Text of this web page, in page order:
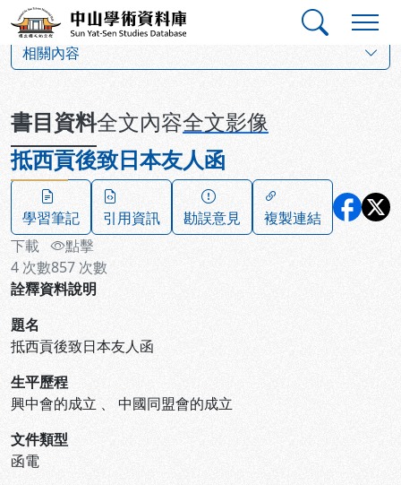
跳到主要內容
中山學術資料庫
相關內容
書目資料全文內容全文影像
抵西貢後致日本友人函
學習筆記 引用資訊 勘誤意見
複製連結
下載
4 次數
點擊
857 次數
詮釋資料說明
題名
抵西貢後致日本友人函
生平歷程
興中會的成立 、 中國同盟會的成立
文件類型
函電